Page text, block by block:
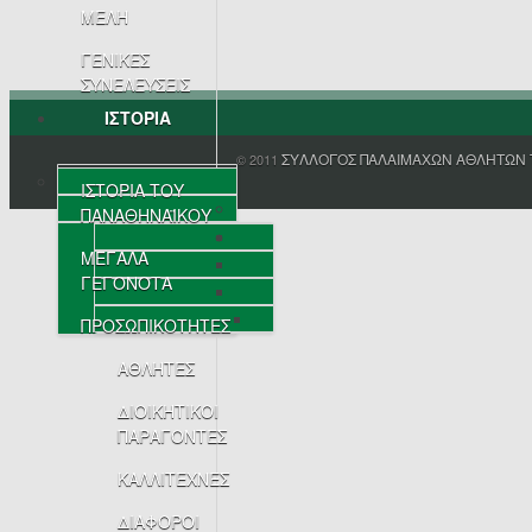
ΜΕΛΗ
ΓΕΝΙΚΕΣ
ΣΥΝΕΛΕΥΣΕΙΣ
ΙΣΤΟΡΙΑ
ΙΣΤΟΡΙΑ ΤΟΥ
ΠΑΝΑΘΗΝΑΪΚΟΥ
ΜΕΓΑΛΑ
ΓΕΓΟΝΟΤΑ
ΠΡΟΣΩΠΙΚΟΤΗΤΕΣ
ΑΘΛΗΤΕΣ
ΔΙΟΙΚΗΤΙΚΟΙ
ΠΑΡΑΓΟΝΤΕΣ
ΚΑΛΛΙΤΕΧΝΕΣ
ΔΙΑΦΟΡΟΙ
© 2011 ΣΥΛΛΟΓΟΣ ΠΑΛΑΙΜΑΧΩΝ ΑΘΛΗΤΩΝ